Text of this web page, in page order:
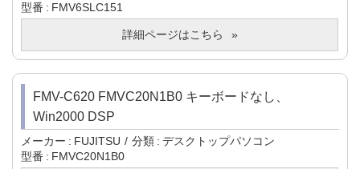
型番
FMV6SLC151
詳細ページはこちら
FMV-C620 FMVC20N1B0 キーボードなし、
Win2000 DSP
メーカー FUJITSU 分類
デスクトップパソコン
型番
FMVC20N1B0